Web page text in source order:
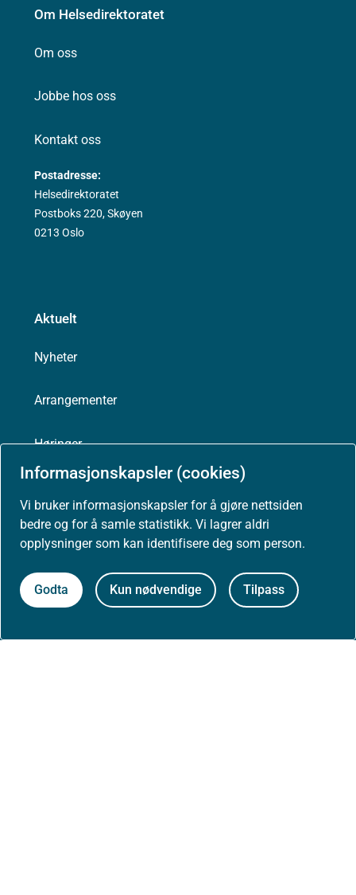
Informasjonskapsler (cookies)
Vi bruker informasjonskapsler for å gjøre nettsiden
bedre og for å samle statistikk. Vi lagrer aldri
opplysninger som kan identifisere deg som person.
Godta Kun nødvendige Tilpass
Om Helsedirektoratet
Om oss
Jobbe hos oss
Kontakt oss
Postadresse:
Helsedirektoratet
Postboks 220, Skøyen
0213 Oslo
Aktuelt
Nyheter
Arrangementer
Høringer
Om nettstedet